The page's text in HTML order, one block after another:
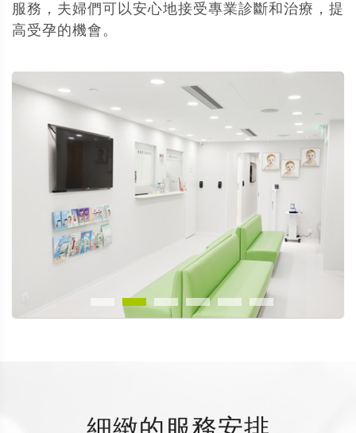
服務，夫婦們可以安心地接受專業診斷和治療，提
高受孕的機會。